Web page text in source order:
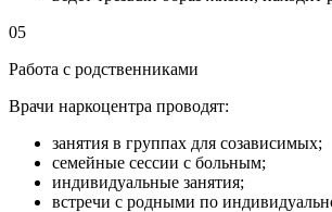
05
Работа с родственниками
Врачи наркоцентра проводят:
занятия в группах для созависимых;
семейные сессии с больным;
индивидуальные занятия;
встречи с родными по